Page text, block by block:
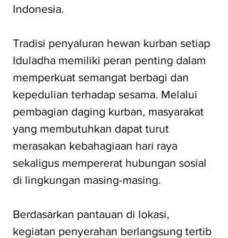
Indonesia.
Tradisi penyaluran hewan kurban setiap
Iduladha memiliki peran penting dalam
memperkuat semangat berbagi dan
kepedulian terhadap sesama. Melalui
pembagian daging kurban, masyarakat
yang membutuhkan dapat turut
merasakan kebahagiaan hari raya
sekaligus mempererat hubungan sosial
di lingkungan masing-masing.
Berdasarkan pantauan di lokasi,
kegiatan penyerahan berlangsung tertib